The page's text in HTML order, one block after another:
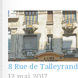
8 Rue de Talleyrand
12 mai 2017